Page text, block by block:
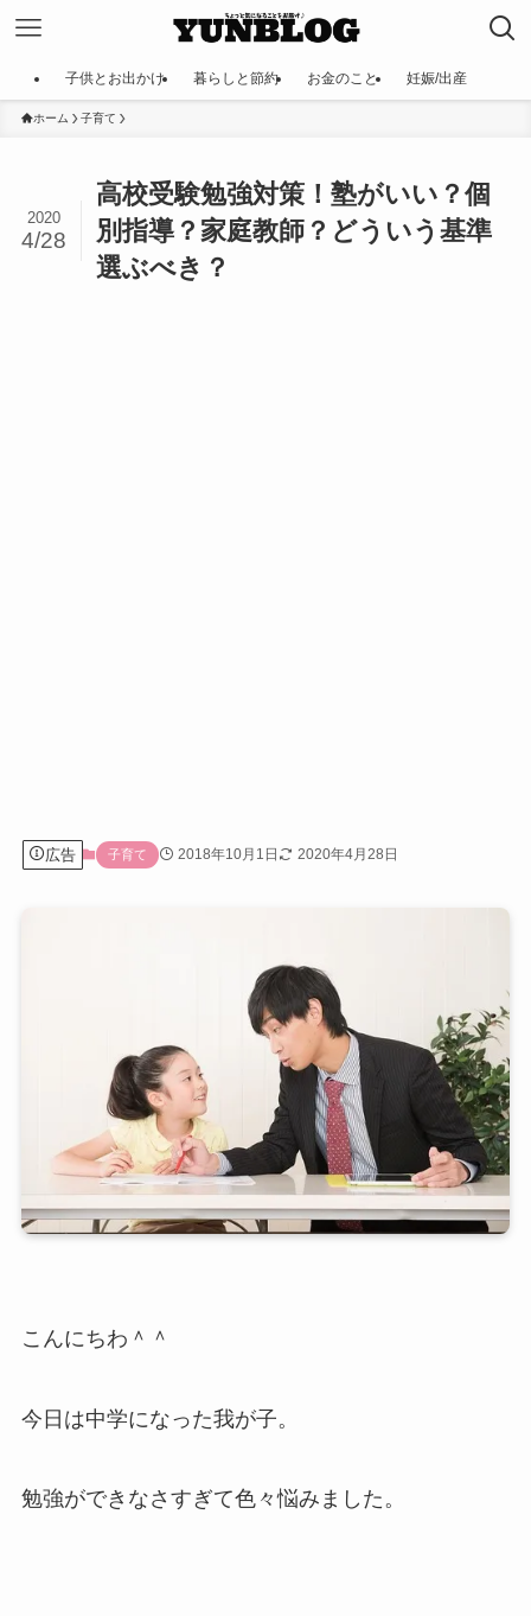
子供とお出かけ 暮らしと節約 お金のこと 妊娠/出産
ホーム 子育て
高校受験勉強対策！塾がいい？個
別指導？家庭教師？どういう基準
選ぶべき？
2020
4/28
広告 子育て 2018年10月1日 2020年4月28日
こんにちわ＾＾
今日は中学になった我が子。
勉強ができなさすぎて色々悩みました。